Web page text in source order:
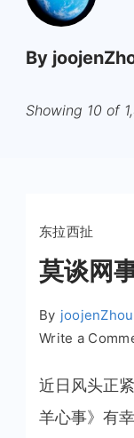
By
Showing 10 of
东拉西扯
莫谈网
By joojenZhou
Write a
近日风头正
羊心事》有